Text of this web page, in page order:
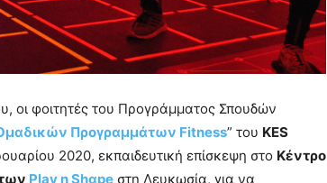
oι φοιτητές του Προγράμματος Σπουδών
Προγραμμάτων Fitness” του KES
2020, εκπαιδευτική επίσκεψη στο Κέντρο
Play n Shαpe στη Λευκωσία, για να